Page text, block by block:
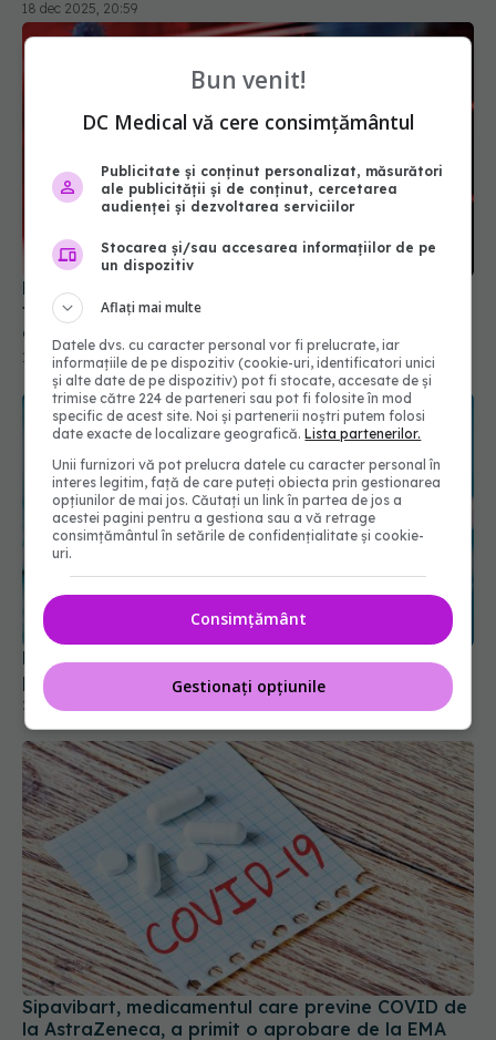
Pandemia de COVID-19 rămâne doar un subiect
tabu în China, la 5 ani de la anunțul primului
deces legat de virus
13 ian 2025, 09:49
Noile vaccinuri anti-COVID-19, autorizate de FDA
pentru persoanele peste 65 de ani
28 aug 2025, 14:21
Sipavibart, medicamentul care previne COVID de
la AstraZeneca, a primit o aprobare de la EMA
02 iul 2024, 12:22
Bun venit!
DC Medical vă cere consimțământul
Publicitate și conținut personalizat, măsurători
ale publicității și de conținut, cercetarea
audienței și dezvoltarea serviciilor
Stocarea și/sau accesarea informațiilor de pe
un dispozitiv
Aflați mai multe
Datele dvs. cu caracter personal vor fi prelucrate, iar
informațiile de pe dispozitiv (cookie-uri, identificatori unici
și alte date de pe dispozitiv) pot fi stocate, accesate de și
trimise către 224 de parteneri sau pot fi folosite în mod
specific de acest site. Noi și partenerii noștri putem folosi
date exacte de localizare geografică.Lista partenerilor.
Unii furnizori vă pot prelucra datele cu caracter personal în
interes legitim, față de care puteți obiecta prin gestionarea
opțiunilor de mai jos. Căutați un link în partea de jos a
acestei pagini pentru a gestiona sau a vă retrage
consimțământul în setările de confidențialitate și cookie-
uri.
Consimțământ
Gestionați opțiunile